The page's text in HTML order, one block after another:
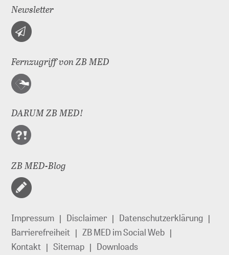
Newsletter
Fernzugriff von ZB MED
DARUM ZB MED!
ZB MED-Blog
Impressum Disclaimer
Datenschutzerklärung
Barrierefreiheit
ZB MED im Social Web
Kontakt
Sitemap Downloads